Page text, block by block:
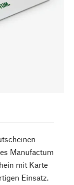
Manufactum
mit Karte
Einsatz.